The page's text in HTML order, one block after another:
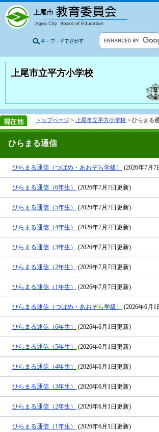
上尾市立平方小学校
トップページ > 上尾市立平方小学校 > ひらまる
ひらまる通信
ひらまる通信（つばめ・あおぞら学級） (2026年7月7
ひらまる通信（6年生） (2026年7月7日更新)
ひらまる通信（5年生） (2026年7月7日更新)
ひらまる通信（4年生） (2026年7月7日更新)
ひらまる通信（3年生） (2026年7月7日更新)
ひらまる通信（2年生） (2026年7月7日更新)
ひらまる通信（1年生） (2026年7月7日更新)
ひらまる通信（つばめ・あおぞら学級） (2026年6月1
ひらまる通信（6年生） (2026年6月1日更新)
ひらまる通信（5年生） (2026年6月1日更新)
ひらまる通信（4年生） (2026年6月1日更新)
ひらまる通信（3年生） (2026年6月1日更新)
ひらまる通信（2年生） (2026年6月1日更新)
ひらまる通信（1年生） (2026年6月1日更新)